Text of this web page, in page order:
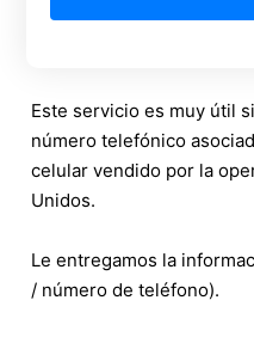
Este servicio es muy útil
número telefónico
celular vendido por la
Unidos.
Le entregamos la
/ número de teléfono).